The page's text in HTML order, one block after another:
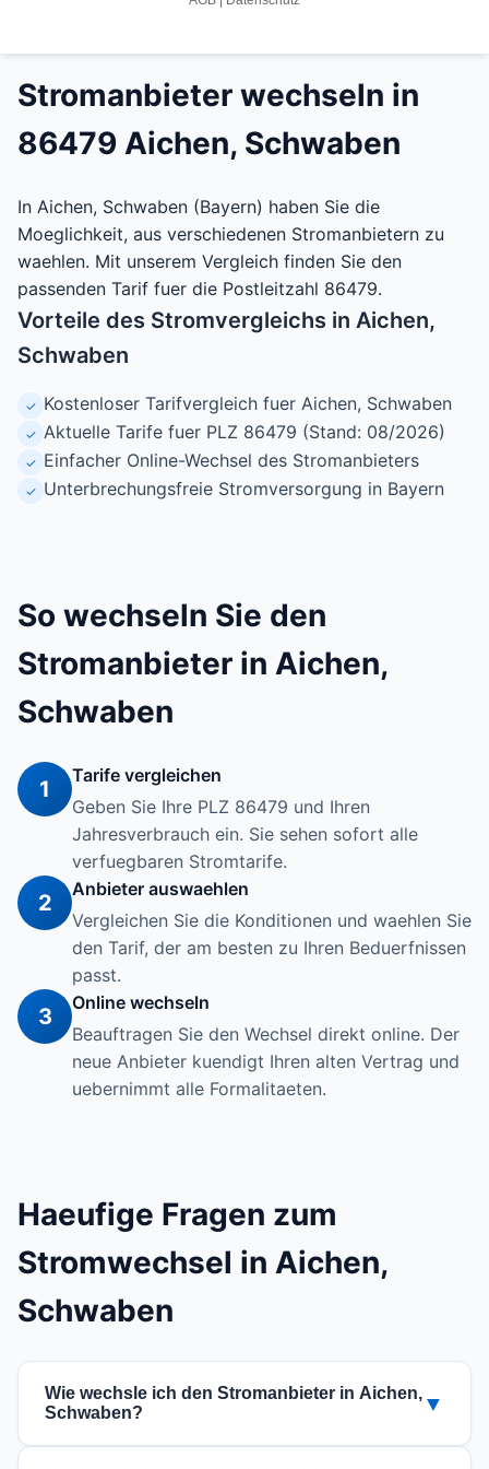
Stromanbieter wechseln in
86479 Aichen, Schwaben
In Aichen, Schwaben (Bayern) haben Sie die
Moeglichkeit, aus verschiedenen Stromanbietern zu
waehlen. Mit unserem Vergleich finden Sie den
passenden Tarif fuer die Postleitzahl 86479.
Vorteile des Stromvergleichs in Aichen,
Schwaben
✓ Kostenloser Tarifvergleich fuer Aichen, Schwaben
✓ Aktuelle Tarife fuer PLZ 86479 (Stand: 08/2026)
✓ Einfacher Online-Wechsel des Stromanbieters
✓ Unterbrechungsfreie Stromversorgung in Bayern
So wechseln Sie den
Stromanbieter in Aichen,
Schwaben
1
Tarife vergleichen
Geben Sie Ihre PLZ 86479 und Ihren
Jahresverbrauch ein. Sie sehen sofort alle
verfuegbaren Stromtarife.
2
Anbieter auswaehlen
Vergleichen Sie die Konditionen und waehlen Sie
den Tarif, der am besten zu Ihren Beduerfnissen
passt.
3
Online wechseln
Beauftragen Sie den Wechsel direkt online. Der
neue Anbieter kuendigt Ihren alten Vertrag und
uebernimmt alle Formalitaeten.
Haeufige Fragen zum
Stromwechsel in Aichen,
Schwaben
Wie wechsle ich den Stromanbieter in Aichen,
Schwaben?
▼